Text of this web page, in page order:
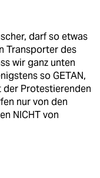
darf so etwas
Transporter des
wir ganz unten
so GETAN,
Protestierenden
nur von den
NICHT von